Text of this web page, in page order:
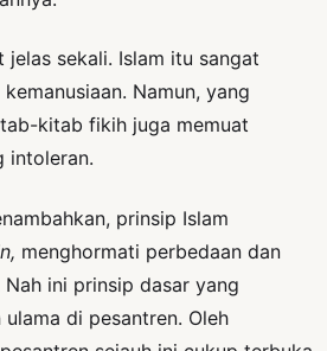
jelas sekali. Islam itu sangat
Namun, yang
kitab fikih juga memuat
intoleran.
prinsip Islam
menghormati perbedaan dan
ini prinsip dasar yang
di pesantren. Oleh